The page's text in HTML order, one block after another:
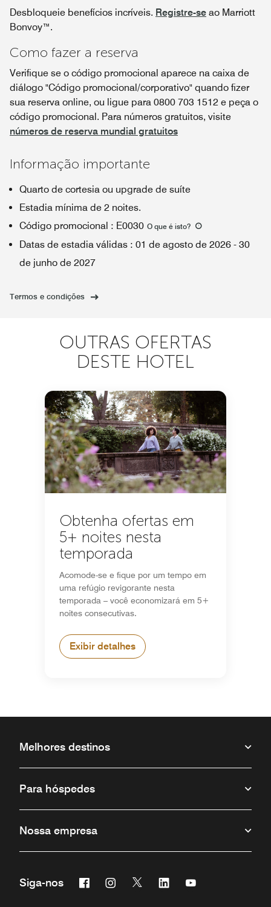
Desbloqueie benefícios incríveis. Registre-se ao Marriott
Bonvoy™.
Como fazer a reserva
Verifique se o código promocional aparece na caixa de
diálogo "Código promocional/corporativo" quando fizer
sua reserva online, ou ligue para 0800 703 1512 e peça o
código promocional. Para números gratuitos, visite
números de reserva mundial gratuitos
Informação importante
Quarto de cortesia ou upgrade de suíte
Estadia mínima de 2 noites.
Código promocional : E0030 O que é isto?
Datas de estadia válidas : 01 de agosto de 2026 - 30
de junho de 2027
Termos e condições
OUTRAS OFERTAS
DESTE HOTEL
Obtenha ofertas em
5+ noites nesta
temporada
Acomode-se e fique por um tempo em
uma refúgio revigorante nesta
temporada – você economizará em 5+
noites consecutivas.
Exibir detalhes
Melhores destinos
Para hóspedes
Nossa empresa
Siga-nos FacebookInstagram
Twitter Linkedin